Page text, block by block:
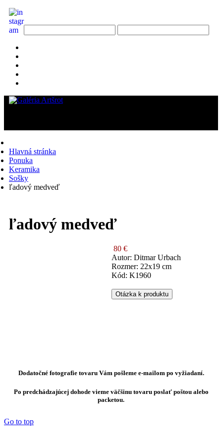
Hlavná stránka
Ponuka
Keramika
Sošky
ľadový medveď
ľadový medveď
80 €
Autor: Ditmar Urbach
Rozmer: 22x19 cm
Kód: K1960
Otázka k produktu
Dodatočné fotografie tovaru Vám pošleme e-mailom po vyžiadaní.
Po predchádzajúcej dohode vieme väčšinu tovaru poslať poštou alebo
packetou.
Go to top